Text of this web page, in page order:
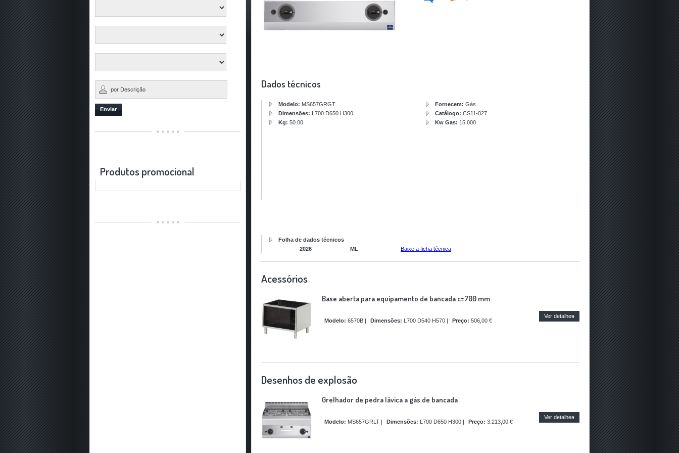
Enviar
Produtos promocional
Dados técnicos
Modelo: MS657GRGT
Dimensões: L700 D650 H300
Kg: 50.00
Fornecem: Gás
Catálogo: CS11-027
Kw Gas: 15,000
Folha de dados técnicos
2026
ML Baixe a ficha técnica
Acessórios
Base aberta para equipamento de bancada c=700 mm
Modelo: 6570B | Dimensões: L700 D540 H570 | Preço: 506,00 €
Ver detalhes
Desenhos de explosão
Grelhador de pedra lávica a gás de bancada
Modelo: MS657GRLT | Dimensões: L700 D650 H300 | Preço: 3.213,00 €
Ver detalhes